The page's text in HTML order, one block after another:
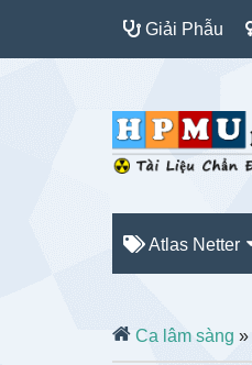
Giải Phẫu
Atlas Netter
Ca lâm sàng »